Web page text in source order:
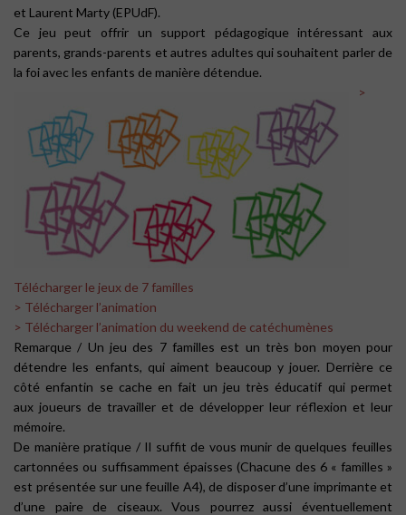
et Laurent Marty (EPUdF).
Ce jeu peut offrir un support pédagogique intéressant aux
parents, grands-parents et autres adultes qui souhaitent parler de
la foi avec les enfants de manière détendue.
>
Télécharger le jeux de 7 familles
> Télécharger l’animation
> Télécharger l’animation du weekend de catéchumènes
Remarque / Un jeu des 7 familles est un très bon moyen pour
détendre les enfants, qui aiment beaucoup y jouer. Derrière ce
côté enfantin se cache en fait un jeu très éducatif qui permet
aux joueurs de travailler et de développer leur réflexion et leur
mémoire.
De manière pratique /Il suffit de vous munir de quelques feuilles
cartonnées ou suffisamment épaisses (Chacune des 6 « familles »
est présentée sur une feuille A4), de disposer d’une imprimante et
d’une paire de ciseaux. Vous pourrez aussi éventuellement